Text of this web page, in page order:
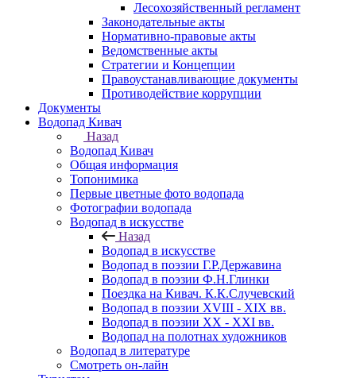
Лесохозяйственный регламент
Законодательные акты
Нормативно-правовые акты
Ведомственные акты
Стратегии и Концепции
Правоустанавливающие документы
Противодействие коррупции
Документы
Водопад Кивач
Назад
Водопад Кивач
Общая информация
Топонимика
Первые цветные фото водопада
Фотографии водопада
Водопад в искусстве
Назад
Водопад в искусстве
Водопад в поэзии Г.Р.Державина
Водопад в поэзии Ф.Н.Глинки
Поездка на Кивач. К.К.Случевский
Водопад в поэзии XVIII - XIX вв.
Водопад в поэзии XX - XXI вв.
Водопад на полотнах художников
Водопад в литературе
Смотреть он-лайн